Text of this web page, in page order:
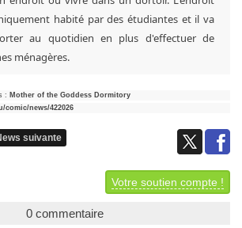
habité par des étudiantes et il va
au quotidien en plus d'effectuer de
ménagères.
: Mother of the Goddess Dormitory
comic/news/422026
suivante
Votre soutien compte !
0 commentaire